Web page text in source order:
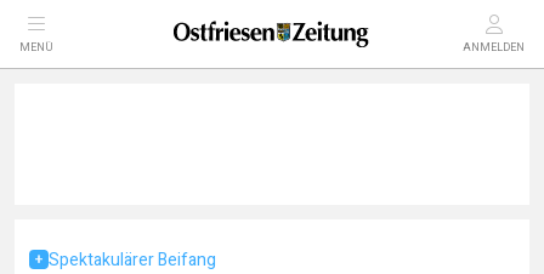
MENÜ ANMELDEN
Spektakulärer Beifang